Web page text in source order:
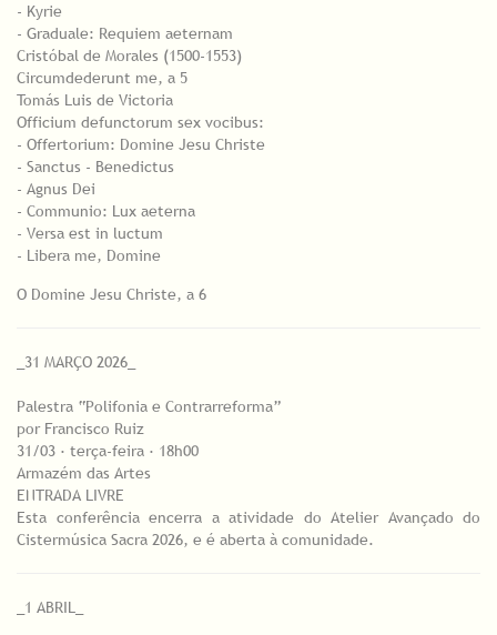
- Kyrie
- Graduale: Requiem aeternam
Cristóbal de Morales (1500-1553)
Circumdederunt me, a 5
Tomás Luis de Victoria
Officium defunctorum sex vocibus:
- Offertorium: Domine Jesu Christe
- Sanctus - Benedictus
- Agnus Dei
- Communio: Lux aeterna
- Versa est in luctum
- Libera me, Domine
O Domine Jesu Christe, a 6
_31 MARÇO 2026_
Palestra “Polifonia e Contrarreforma”
por Francisco Ruiz
31/03 · terça-feira · 18h00
Armazém das Artes
ENTRADA LIVRE
Esta conferência encerra a atividade do Atelier Avançado do
Cistermúsica Sacra 2026, e é aberta à comunidade.
_1 ABRIL_